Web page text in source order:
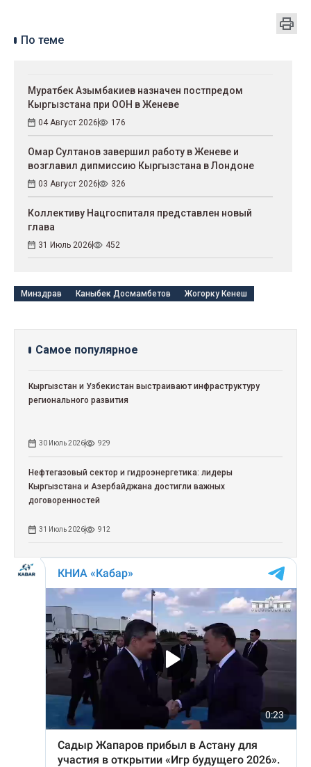
По теме
Муратбек Азымбакиев назначен постпредом
Кыргызстана при ООН в Женеве
04 Август 2026 176
Омар Султанов завершил работу в Женеве и
возглавил дипмиссию Кыргызстана в Лондоне
03 Август 2026 326
Коллективу Нацгоспиталя представлен новый
глава
31 Июль 2026 452
Минздрав Каныбек Досмамбетов Жогорку Кенеш
Самое популярное
Кыргызстан и Узбекистан выстраивают инфраструктуру
регионального развития
30 Июль 2026 929
Нефтегазовый сектор и гидроэнергетика: лидеры
Кыргызстана и Азербайджана достигли важных
договоренностей
31 Июль 2026 912